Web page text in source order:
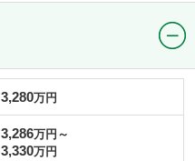
3,280万円
3,286万円～
3,330万円